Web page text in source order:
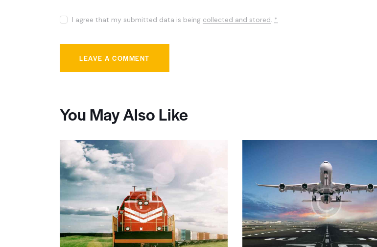
I agree that my submitted data is being collected and stored. *
You May Also Like